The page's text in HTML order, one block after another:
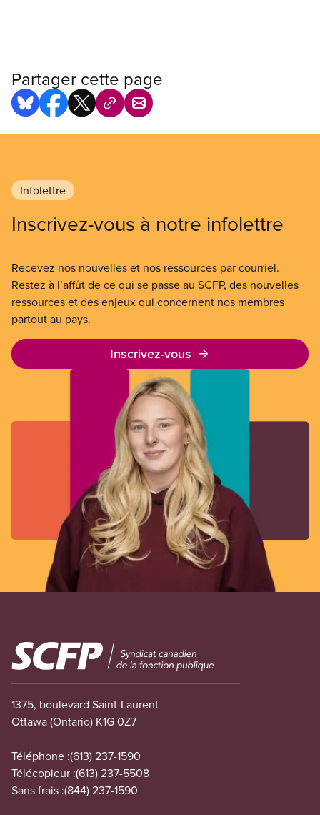
Partager cette page
Infolettre
Inscrivez-vous à notre infolettre
Recevez nos nouvelles et nos ressources par courriel.
Restez à l’affût de ce qui se passe au SCFP, des nouvelles
ressources et des enjeux qui concernent nos membres
partout au pays.
Inscrivez-vous
Image
1375, boulevard Saint-Laurent
Ottawa (Ontario) K1G 0Z7
Téléphone :(613) 237-1590
Télécopieur :(613) 237-5508
Sans frais :(844) 237-1590